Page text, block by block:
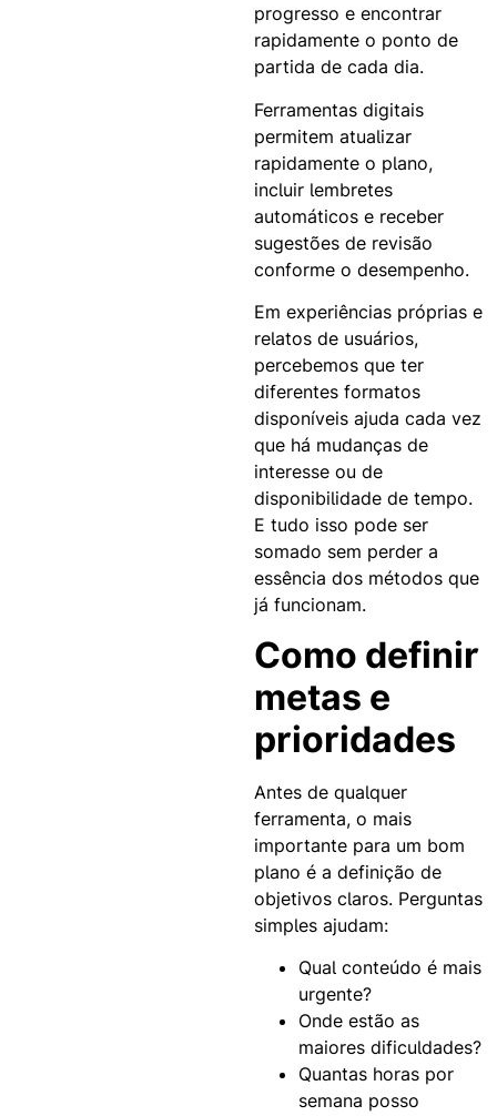
progresso e encontrar
rapidamente o ponto de
partida de cada dia.
Ferramentas digitais
permitem atualizar
rapidamente o plano,
incluir lembretes
automáticos e receber
sugestões de revisão
conforme o desempenho.
Em experiências próprias e
relatos de usuários,
percebemos que ter
diferentes formatos
disponíveis ajuda cada vez
que há mudanças de
interesse ou de
disponibilidade de tempo.
E tudo isso pode ser
somado sem perder a
essência dos métodos que
já funcionam.
Como definir
metas e
prioridades
Antes de qualquer
ferramenta, o mais
importante para um bom
plano é a definição de
objetivos claros. Perguntas
simples ajudam:
Qual conteúdo é mais
urgente?
Onde estão as
maiores dificuldades?
Quantas horas por
semana posso